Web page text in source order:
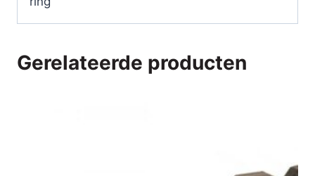
Gerelateerde producten